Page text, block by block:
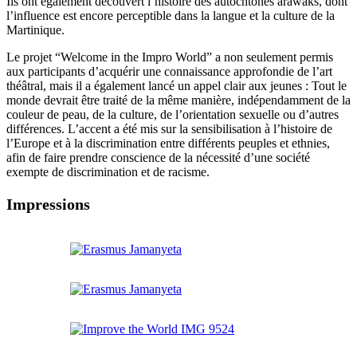
l’influence est encore perceptible dans la langue et la culture de la
Martinique.
Le projet “Welcome in the Impro World” a non seulement permis
aux participants d’acquérir une connaissance approfondie de l’art
théâtral, mais il a également lancé un appel clair aux jeunes : Tout le
monde devrait être traité de la même manière, indépendamment de la
couleur de peau, de la culture, de l’orientation sexuelle ou d’autres
différences. L’accent a été mis sur la sensibilisation à l’histoire de
l’Europe et à la discrimination entre différents peuples et ethnies,
afin de faire prendre conscience de la nécessité d’une société
exempte de discrimination et de racisme.
Impressions